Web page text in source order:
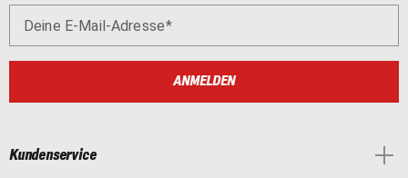
Deine E-Mail-Adresse
ANMELDEN
Kundenservice